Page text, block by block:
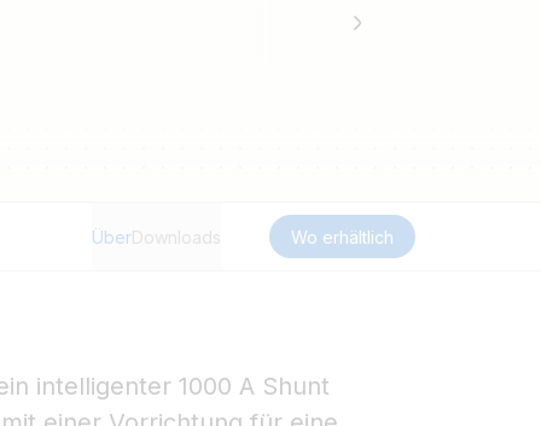
ÜberDownloads Wo erhältlich
intelligenter 1000 A Shunt